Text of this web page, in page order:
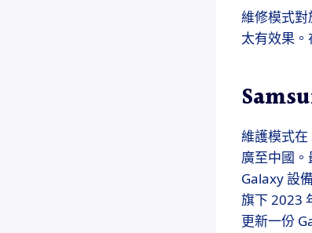
維修模式
太有效果
維護模式
廣至中國
Galaxy 設
旗下 2023
更新一份